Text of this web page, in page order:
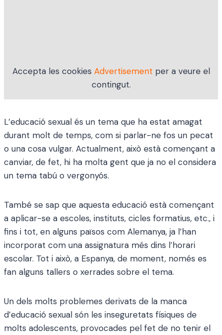
Accepta les cookies Advertisement per a veure el
contingut.
L’educació sexual és un tema que ha estat amagat
durant molt de temps, com si parlar-ne fos un pecat
o una cosa vulgar. Actualment, això està començant a
canviar, de fet, hi ha molta gent que ja no el considera
un tema tabú o vergonyós.
També se sap que aquesta educació està començant
a aplicar-se a escoles, instituts, cicles formatius, etc., i
fins i tot, en alguns països com Alemanya, ja l’han
incorporat com una assignatura més dins l’horari
escolar. Tot i això, a Espanya, de moment, només es
fan alguns tallers o xerrades sobre el tema.
Un dels molts problemes derivats de la manca
d’educació sexual són les inseguretats físiques de
molts adolescents, provocades pel fet de no tenir el